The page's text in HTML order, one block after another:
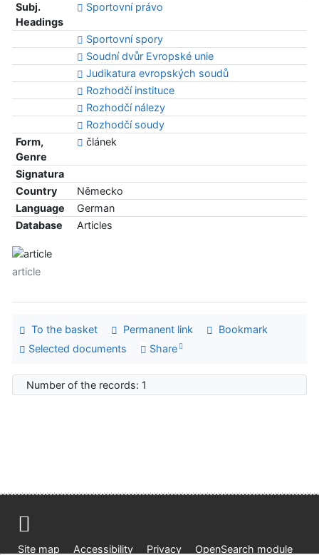
Subj.
Headings
Sportovní právo
Sportovní spory
Soudní dvůr Evropské unie
Judikatura evropských soudů
Rozhodčí instituce
Rozhodčí nálezy
Rozhodčí soudy
Form,
Genre
článek
Signatura
Country
Německo
Language
German
Database
Articles
article
To the basket Permanent link
Bookmark
Selected documents
Share
Number of the records: 1
Site map Accessibility Privacy OpenSearch module